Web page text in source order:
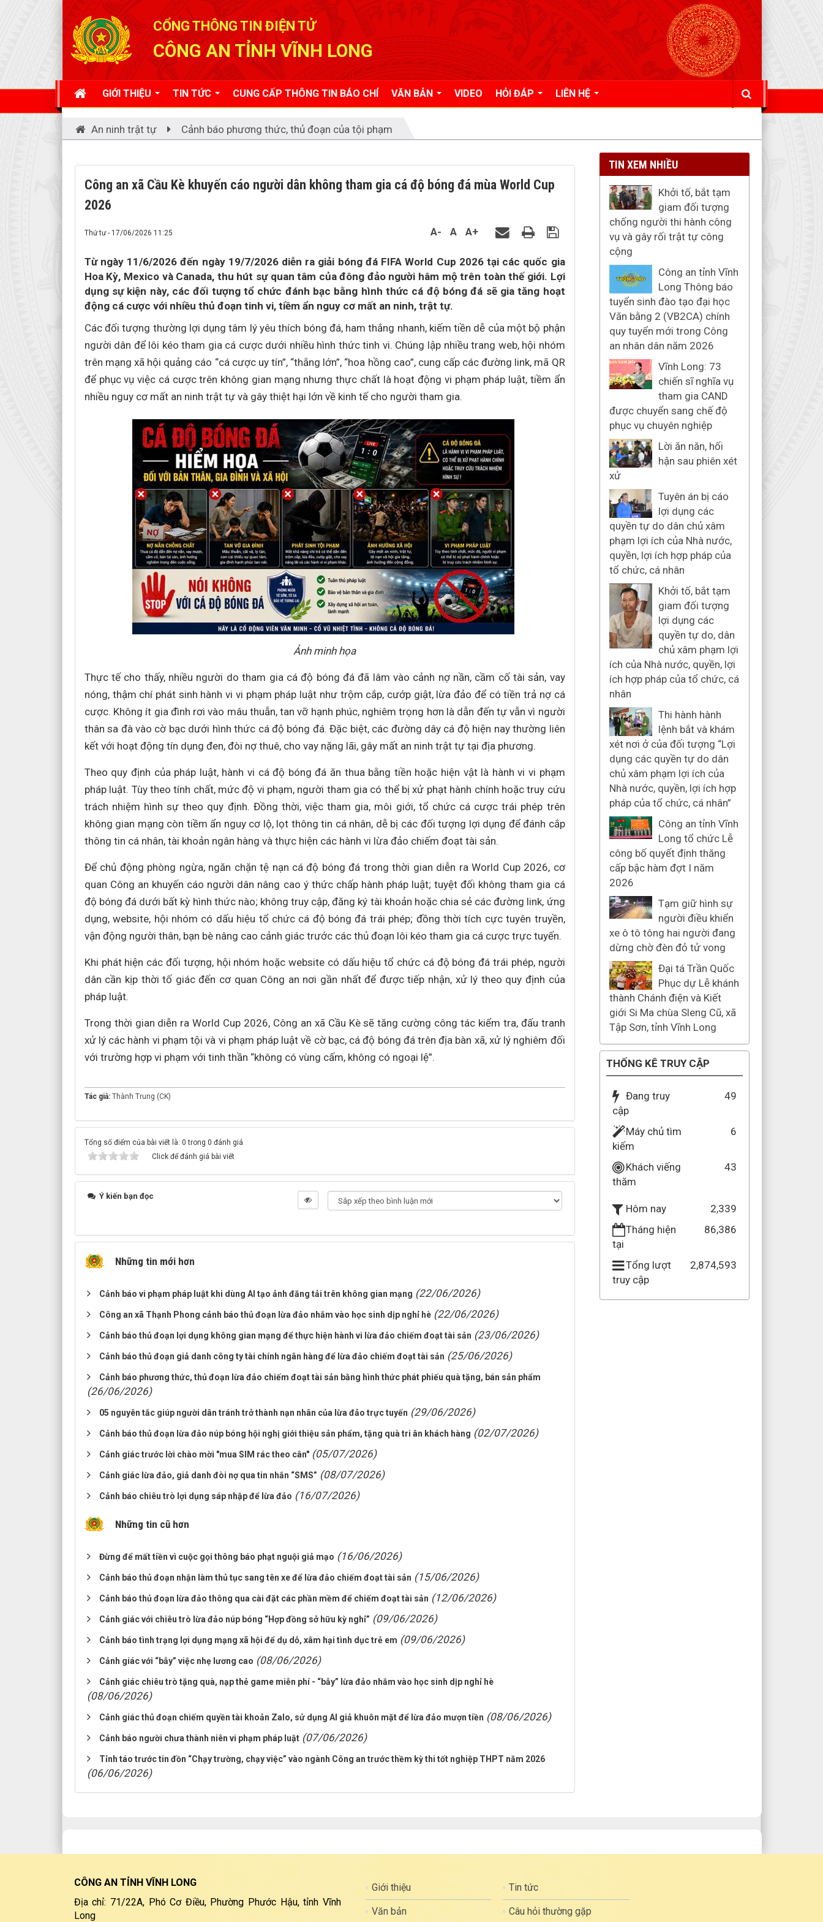
CỔNG THÔNG TIN ĐIỆN TỬ
CÔNG AN TỈNH VĨNH LONG
GIỚI THIỆU TIN TỨC CUNG CẤP THÔNG TIN BÁO CHÍ VĂN BẢN VIDEO HỎI ĐÁP LIÊN HỆ
An ninh trật tự Cảnh báo phương thức, thủ đoạn của tội phạm
Công an xã Cầu Kè khuyến cáo người dân không tham gia cá độ bóng đá mùa World Cup
2026
Thứ tư - 17/06/2026 11:25 A- A A+
Từ ngày 11/6/2026 đến ngày 19/7/2026 diễn ra giải bóng đá FIFA World Cup 2026 tại các quốc gia
Hoa Kỳ, Mexico và Canada, thu hút sự quan tâm của đông đảo người hâm mộ trên toàn thế giới. Lợi
dụng sự kiện này, các đối tượng tổ chức đánh bạc bằng hình thức cá độ bóng đá sẽ gia tăng hoạt
động cá cược với nhiều thủ đoạn tinh vi, tiềm ẩn nguy cơ mất an ninh, trật tự.‎
Các đối tượng thường lợi dụng tâm lý yêu thích bóng đá, ham thắng nhanh, kiếm tiền dễ của một bộ phận
người dân để lôi kéo tham gia cá cược dưới nhiều hình thức tinh vi. Chúng lập nhiều trang web, hội nhóm
trên mạng xã hội quảng cáo “cá cược uy tín”, “thắng lớn”, “hoa hồng cao”, cung cấp các đường link, mã QR
để phục vụ việc cá cược trên không gian mạng nhưng thực chất là hoạt động vi phạm pháp luật, tiềm ẩn
nhiều nguy cơ mất an ninh trật tự và gây thiệt hại lớn về kinh tế cho người tham gia.
Ảnh minh họa
Thực tế cho thấy, nhiều người do tham gia cá độ bóng đá đã lâm vào cảnh nợ nần, cầm cố tài sản, vay
nóng, thậm chí phát sinh hành vi vi phạm pháp luật như trộm cắp, cướp giật, lừa đảo để có tiền trả nợ cá
cược. Không ít gia đình rơi vào mâu thuẫn, tan vỡ hạnh phúc, nghiêm trọng hơn là dẫn đến tự vẫn vì người
thân sa đà vào cờ bạc dưới hình thức cá độ bóng đá. Đặc biệt, các đường dây cá độ hiện nay thường liên
kết với hoạt động tín dụng đen, đòi nợ thuê, cho vay nặng lãi, gây mất an ninh trật tự tại địa phương.
Theo quy định của pháp luật, hành vi cá độ bóng đá ăn thua bằng tiền hoặc hiện vật là hành vi vi phạm
pháp luật. Tùy theo tính chất, mức độ vi phạm, người tham gia có thể bị xử phạt hành chính hoặc truy cứu
trách nhiệm hình sự theo quy định. Đồng thời, việc tham gia, môi giới, tổ chức cá cược trái phép trên
không gian mạng còn tiềm ẩn nguy cơ lộ, lọt thông tin cá nhân, dễ bị các đối tượng lợi dụng để đánh cắp
thông tin cá nhân, tài khoản ngân hàng và thực hiện các hành vi lừa đảo chiếm đoạt tài sản.
Để chủ động phòng ngừa, ngăn chặn tệ nạn cá độ bóng đá trong thời gian diễn ra World Cup 2026, cơ
quan Công an khuyến cáo người dân nâng cao ý thức chấp hành pháp luật; tuyệt đối không tham gia cá
độ bóng đá dưới bất kỳ hình thức nào; không truy cập, đăng ký tài khoản hoặc chia sẻ các đường link, ứng
dụng, website, hội nhóm có dấu hiệu tổ chức cá độ bóng đá trái phép; đồng thời tích cực tuyên truyền,
vận động người thân, bạn bè nâng cao cảnh giác trước các thủ đoạn lôi kéo tham gia cá cược trực tuyến.
Khi phát hiện các đối tượng, hội nhóm hoặc website có dấu hiệu tổ chức cá độ bóng đá trái phép, người
dân cần kịp thời tố giác đến cơ quan Công an nơi gần nhất để được tiếp nhận, xử lý theo quy định của
pháp luật.
Trong thời gian diễn ra World Cup 2026, Công an xã Cầu Kè sẽ tăng cường công tác kiểm tra, đấu tranh
xử lý các hành vi phạm tội và vi phạm pháp luật về cờ bạc, cá độ bóng đá trên địa bàn xã, xử lý nghiêm đối
với trường hợp vi phạm với tinh thần “không có vùng cấm, không có ngoại lệ”.
Tác giả: Thành Trung (CK)
Tổng số điểm của bài viết là: 0 trong 0 đánh giá
Click để đánh giá bài viết
Ý kiến bạn đọc
Những tin mới hơn
Cảnh báo vi phạm pháp luật khi dùng AI tạo ảnh đăng tải trên không gian mạng (22/06/2026)
Công an xã Thạnh Phong cảnh báo thủ đoạn lừa đảo nhắm vào học sinh dịp nghỉ hè (22/06/2026)
Cảnh báo thủ đoạn lợi dụng không gian mạng để thực hiện hành vi lừa đảo chiếm đoạt tài sản (23/06/2026)
Cảnh báo thủ đoạn giả danh công ty tài chính ngân hàng để lừa đảo chiếm đoạt tài sản (25/06/2026)
Cảnh báo phương thức, thủ đoạn lừa đảo chiếm đoạt tài sản bằng hình thức phát phiếu quà tặng, bán sản phẩm
(26/06/2026)
05 nguyên tắc giúp người dân tránh trở thành nạn nhân của lừa đảo trực tuyến (29/06/2026)
Cảnh báo thủ đoạn lừa đảo núp bóng hội nghị giới thiệu sản phẩm, tặng quà tri ân khách hàng (02/07/2026)
Cảnh giác trước lời chào mời "mua SIM rác theo cân" (05/07/2026)
Cảnh giác lừa đảo, giả danh đòi nợ qua tin nhắn “SMS” (08/07/2026)
Cảnh báo chiêu trò lợi dụng sáp nhập để lừa đảo (16/07/2026)
Những tin cũ hơn
Đừng để mất tiền vì cuộc gọi thông báo phạt nguội giả mạo (16/06/2026)
Cảnh báo thủ đoạn nhận làm thủ tục sang tên xe để lừa đảo chiếm đoạt tài sản (15/06/2026)
Cảnh báo thủ đoạn lừa đảo thông qua cài đặt các phần mềm để chiếm đoạt tài sản (12/06/2026)
Cảnh giác với chiêu trò lừa đảo núp bóng “Hợp đồng sở hữu kỳ nghỉ” (09/06/2026)
Cảnh báo tình trạng lợi dụng mạng xã hội để dụ dỗ, xâm hại tình dục trẻ em (09/06/2026)
Cảnh giác với “bẫy” việc nhẹ lương cao (08/06/2026)
Cảnh giác chiêu trò tặng quà, nạp thẻ game miễn phí - “bẫy” lừa đảo nhắm vào học sinh dịp nghỉ hè
(08/06/2026)
Cảnh giác thủ đoạn chiếm quyền tài khoản Zalo, sử dụng AI giả khuôn mặt để lừa đảo mượn tiền (08/06/2026)
Cảnh báo người chưa thành niên vi phạm pháp luật (07/06/2026)
Tỉnh táo trước tin đồn “Chạy trường, chạy việc” vào ngành Công an trước thềm kỳ thi tốt nghiệp THPT năm 2026
(06/06/2026)
TIN XEM NHIỀU
Khởi tố, bắt tạm
giam đối tượng
chống người thi hành công
vụ và gây rối trật tự công
cộng
Công an tỉnh Vĩnh
Long Thông báo
tuyển sinh đào tạo đại học
Văn bằng 2 (VB2CA) chính
quy tuyển mới trong Công
an nhân dân năm 2026
Vĩnh Long: 73
chiến sĩ nghĩa vụ
tham gia CAND
được chuyển sang chế độ
phục vụ chuyên nghiệp
Lời ăn năn, hối
hận sau phiên xét
xử
Tuyên án bị cáo
lợi dụng các
quyền tự do dân chủ xâm
phạm lợi ích của Nhà nước,
quyền, lợi ích hợp pháp của
tổ chức, cá nhân
Khởi tố, bắt tạm
giam đối tượng
lợi dụng các
quyền tự do, dân
chủ xâm phạm lợi
ích của Nhà nước, quyền, lợi
ích hợp pháp của tổ chức, cá
nhân
Thi hành hành
lệnh bắt và khám
xét nơi ở của đối tượng “Lợi
dụng các quyền tự do dân
chủ xâm phạm lợi ích của
Nhà nước, quyền, lợi ích hợp
pháp của tổ chức, cá nhân”
Công an tỉnh Vĩnh
Long tổ chức Lễ
công bố quyết định thăng
cấp bậc hàm đợt I năm
2026
Tạm giữ hình sự
người điều khiển
xe ô tô tông hai người đang
dừng chờ đèn đỏ tử vong
Đại tá Trần Quốc
Phục dự Lễ khánh
thành Chánh điện và Kiết
giới Si Ma chùa Sleng Cũ, xã
Tập Sơn, tỉnh Vĩnh Long
THỐNG KÊ TRUY CẬP
Đang truy
cập
49
Máy chủ tìm
kiếm
6
Khách viếng
thăm
43
Hôm nay
2,339
Tháng hiện
tại
86,386
Tổng lượt
truy cập
2,874,593
CÔNG AN TỈNH VĨNH LONG
Địa chỉ: 71/22A, Phó Cơ Điều, Phường Phước Hậu, tỉnh Vĩnh
Long
Giới thiệu Tin tức
Văn bản Câu hỏi thường gặp